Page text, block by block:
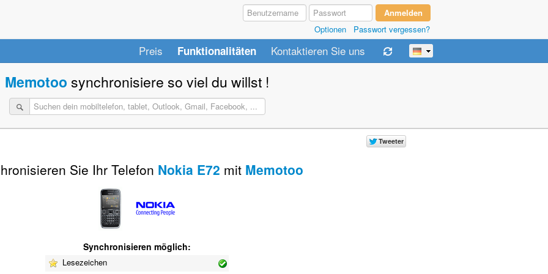
Optionen Passwort vergessen?
Preis Funktionalitäten Kontaktieren Sie uns
Memotoo synchronisiere so viel du willst !
Sie Ihr Telefon Nokia E72 mit Memotoo
Synchronisieren möglich:
Lesezeichen